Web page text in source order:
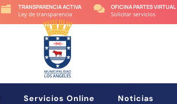

TRANSPARENCIA ACTIVA
Ley de transparencia

OFICINA PARTES VIRTUAL
Solicitar servicios
Servicios Online Noticias